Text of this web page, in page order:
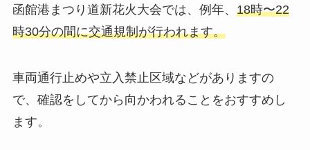
函館港まつり道新花火大会では、例年、 18時〜22
時30分の間に交通規制が行われます。
車両通行止めや立入禁止区域などがありますの
で、確認をしてから向かわれることをおすすめし
ます。